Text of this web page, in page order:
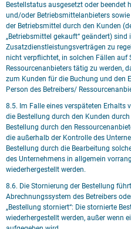
Bestellstatus ausgesetzt oder beendet
und/oder Betriebsmittelanbieters
der Betriebsmittel durch den Kunden
„Betriebsmittel gekauft“ geändert)
Zusatzdienstleistungsverträgen zu
nicht verpflichtet, in solchen Fällen auf
Ressourcenanbieters tätig zu werden,
zum Kunden für die Buchung und den
Person des Betreibers/
8.5. Im Falle eines verspäteten
die Bestellung durch den Kunden
Bestellung durch den
die außerhalb der Kontrolle des
Bestellung durch die Bearbeitung
des Unternehmens in allgemein
wiederhergestellt werden.
8.6. Die Stornierung der Bestellung
Abrechnungssystem des Betreibers
„Bestellung storniert“: Die stornierte
wiederhergestellt werden, außer wenn